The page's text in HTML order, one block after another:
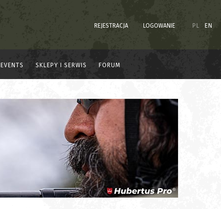
REJESTRACJA LOGOWANIE PL EN
EVENTS SKLEPY I SERWIS FORUM